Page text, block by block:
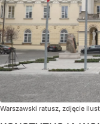
Warszawski ratusz, zdjęcie